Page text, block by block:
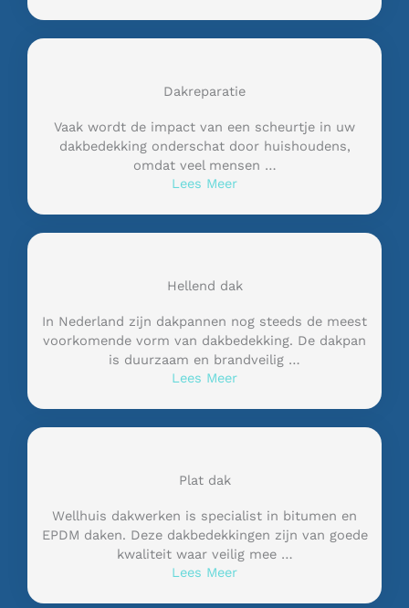
Dakreparatie
Vaak wordt de impact van een scheurtje in uw
dakbedekking onderschat door huishoudens,
omdat veel mensen …
Lees Meer
Hellend dak
In Nederland zijn dakpannen nog steeds de meest
voorkomende vorm van dakbedekking. De dakpan
is duurzaam en brandveilig …
Lees Meer
Plat dak
Wellhuis dakwerken is specialist in bitumen en
EPDM daken. Deze dakbedekkingen zijn van goede
kwaliteit waar veilig mee …
Lees Meer